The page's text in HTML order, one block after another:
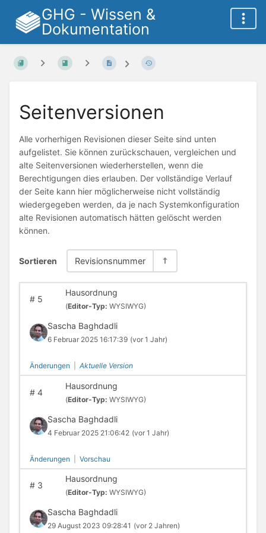
GHG - Wissen &
Dokumentation
Seitenversionen
Alle vorherhigen Revisionen dieser Seite sind unten
aufgelistet. Sie können zurückschauen, vergleichen und
alte Seitenversionen wiederherstellen, wenn die
Berechtigungen dies erlauben. Der vollständige Verlauf
der Seite kann hier möglicherweise nicht vollständig
wiedergegeben werden, da je nach Systemkonfiguration
alte Revisionen automatisch hätten gelöscht werden
können.
Sortieren Revisionsnummer
#5
Hausordnung
(Editor-Typ: WYSIWYG)
Sascha Baghdadli
6 Februar 2025 16:17:39 (vor 1 Jahr)
Änderungen Aktuelle Version
#4
Hausordnung
(Editor-Typ: WYSIWYG)
Sascha Baghdadli
4 Februar 2025 21:06:42 (vor 1 Jahr)
Änderungen Vorschau
#3
Hausordnung
(Editor-Typ: WYSIWYG)
Sascha Baghdadli
29 August 2023 09:28:41 (vor 2 Jahren)